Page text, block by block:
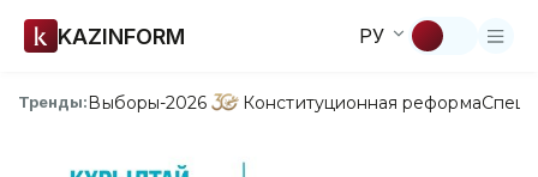
KAZINFORM РУ
Тренды:Выборы-2026 Конституционная реформа